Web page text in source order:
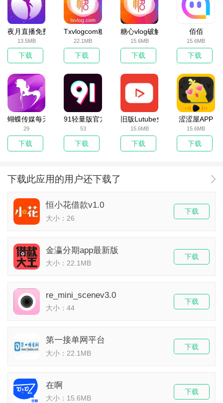
夜月直播免费下载
13.5MB
下载
Txvlogcom糖心官网版
22.1MB
下载
糖心vlog破解版
15.6MB
下载
佰佰
15.6MB
下载
蝴蝶传媒每天免费一次观看v1.0
29
下载
91轻量版官方版免费v5.9.8
53
下载
旧版Lutube免费看污App下载
15.6MB
下载
涩涩屋APP
15.6MB
下载
下载此应用的用户还下载了
恒小花借款v1.0
大小：26
下载
金瀛分期app最新版
大小：22.1MB
下载
re_mini_scenev3.0
大小：44
下载
第一接单网平台
大小：22.1MB
下载
在啊
大小：15.6MB
下载